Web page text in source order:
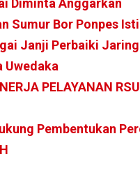
Diminta Anggarkan
Sumur Bor Ponpes
Janji Perbaiki
Uwedaka
PELAYANAN
Pembentukan